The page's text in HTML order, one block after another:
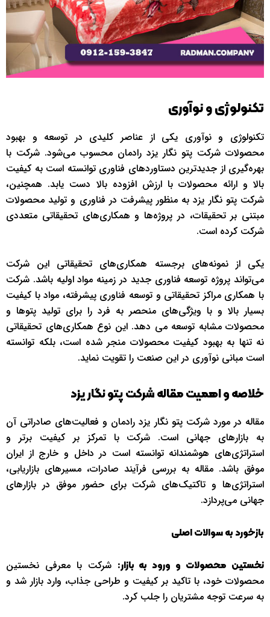
تکنولوژی و نوآوری
تکنولوژی و نوآوری یکی از عناصر کلیدی در توسعه و بهبود
محصولات شرکت پتو نگار یزد رادمان محسوب می‌شود. شرکت با
بهره‌گیری از جدیدترین دستاوردهای فناوری توانسته است به کیفیت
بالا و ارائه محصولات با ارزش افزوده بالا دست یابد. همچنین،
شرکت پتو نگار یزد به منظور پیشرفت در فناوری و تولید محصولات
مبتنی بر تحقیقات، در پروژه‌ها و همکاری‌های تحقیقاتی متعددی
شرکت کرده است.
یکی از نمونه‌های برجسته همکاری‌های تحقیقاتی این شرکت
می‌تواند پروژه توسعه فناوری جدید در زمینه مواد اولیه باشد. شرکت
با همکاری مراکز تحقیقاتی و توسعه فناوری پیشرفته، مواد با کیفیت
بسیار بالا و با ویژگی‌های منحصر به فرد را برای تولید پتوها و
محصولات مشابه توسعه می دهد. این نوع همکاری‌های تحقیقاتی
نه تنها به بهبود کیفیت محصولات منجر شده است، بلکه توانسته
است مبانی نوآوری در این صنعت را تقویت نماید.
خلاصه و اهمیت مقاله شرکت پتو نگار یزد
مقاله در مورد شرکت پتو نگار یزد رادمان و فعالیت‌های صادراتی آن
به بازارهای جهانی است. شرکت با تمرکز بر کیفیت برتر و
استراتژی‌های هوشمندانه توانسته است در داخل و خارج از ایران
موفق باشد. مقاله به بررسی فرآیند صادرات، مسیرهای بازاریابی،
استراتژی‌ها و تاکتیک‌های شرکت برای حضور موفق در بازارهای
جهانی می‌پردازد.
بازخورد به سوالات اصلی
نخستین محصولات و ورود به بازار: شرکت با معرفی نخستین
محصولات خود، با تاکید بر کیفیت و طراحی جذاب، وارد بازار شد و
به سرعت توجه مشتریان را جلب کرد.